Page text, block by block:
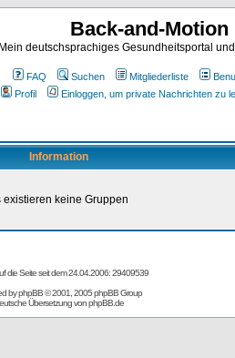
Back-and-Motion
deutschsprachiges Gesundheitsportal
FAQ Suchen Mitgliederliste
Profil
Einloggen, um private Nachrichten zu
Information
existieren keine Gruppen
die Seite seit dem 24.04.2006: 29409539
byphpBB© 2001, 2005 phpBB Group
Übersetzung vonphpBB.de